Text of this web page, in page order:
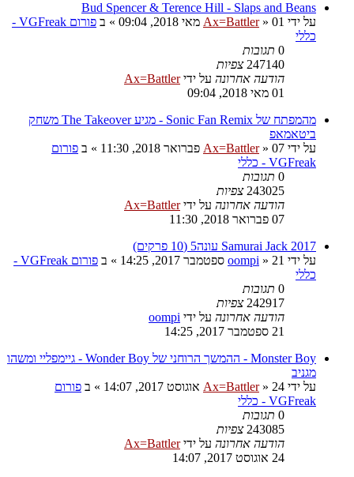
Bud Spencer & Terence Hill - Slaps and Beans
על ידי
Ax=Battler» 01 מאי 2018, 09:04 » ב
פורום VGFreak -
כללי
0 תגובות
247140 צפיות
הודעה אחרונה על ידיAx=Battler
01 מאי 2018, 09:04
מהמפתח של Sonic Fan Remix - מגיע The Takeover משחק
ביטאמאפ
על ידי
Ax=Battler» 07 פברואר 2018, 11:30 » ב פורום
VGFreak - כללי
0 תגובות
243025 צפיות
הודעה אחרונה על ידיAx=Battler
07 פברואר 2018, 11:30
Samurai Jack 2017 עונה5 (10 פרקים)
על ידי
oompi » 21 ספטמבר 2017, 14:25 » ב
פורום VGFreak -
כללי
0 תגובות
242917 צפיות
הודעה אחרונה על ידי oompi
21 ספטמבר 2017, 14:25
Monster Boy - ההמשך הרוחני של Wonder Boy - גיימפליי ומשהו
מגניב
על ידי
Ax=Battler» 24 אוגוסט 2017, 14:07 » ב פורום
VGFreak - כללי
0 תגובות
243085 צפיות
הודעה אחרונה על ידיAx=Battler
24 אוגוסט 2017, 14:07